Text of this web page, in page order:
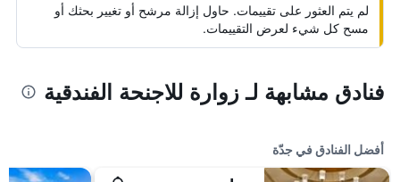
لم يتم العثور على تقييمات. حاول إزالة مرشح أو تغيير بحثك أو
مسح كل شيء لعرض التقييمات.
فنادق مشابهة لـ زوارة للاجنحة الفندقية
أفضل الفنادق في جدّة